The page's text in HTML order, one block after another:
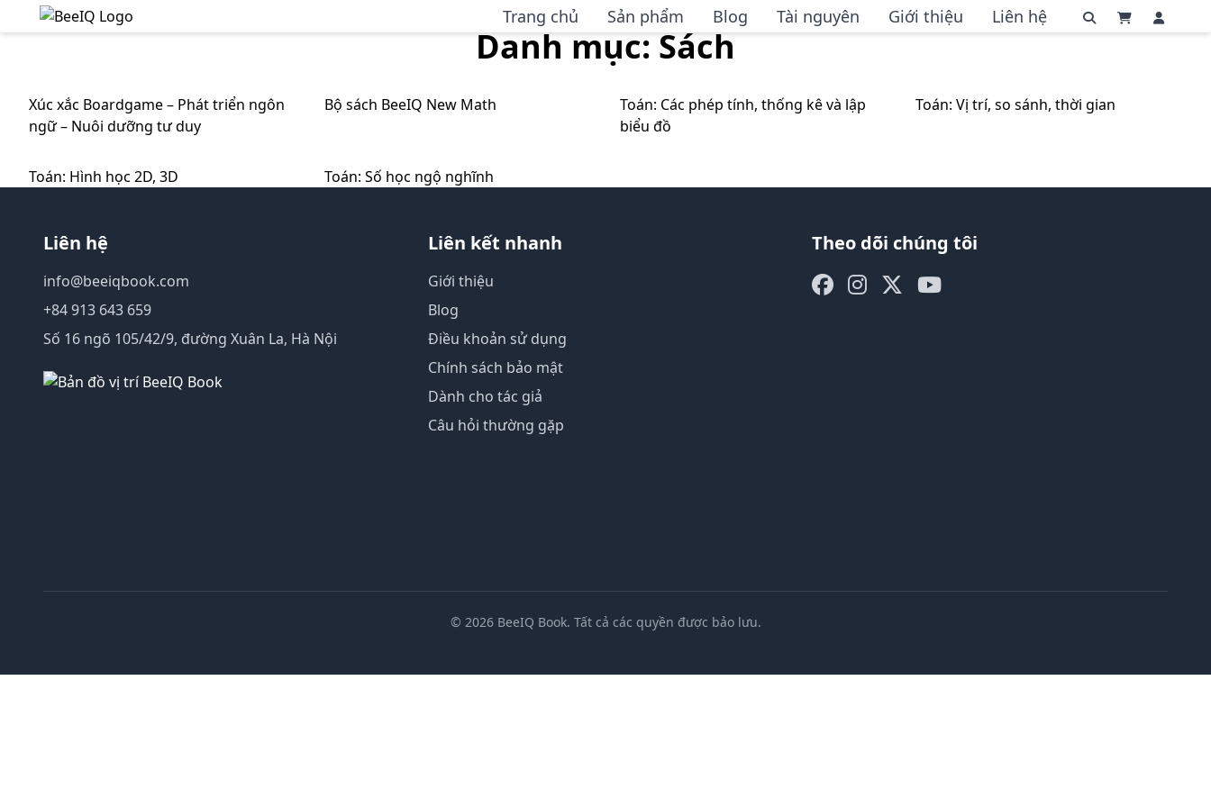
Trang chủ Sản phẩm Blog Tài nguyên Giới thiệu Liên hệ
Danh mục: Sách
Xúc xắc Boardgame – Phát triển ngôn
ngữ – Nuôi dưỡng tư duy
Bộ sách BeeIQ New Math
Toán: Các phép tính, thống kê và lập
biểu đồ
Toán: Vị trí, so sánh, thời gian
Toán: Hình học 2D, 3D Toán: Số học ngộ nghĩnh
Liên hệ
info@beeiqbook.com
+84 913 643 659
Số 16 ngõ 105/42/9, đường Xuân La, Hà Nội
Liên kết nhanh
Giới thiệu
Blog
Điều khoản sử dụng
Chính sách bảo mật
Dành cho tác giả
Câu hỏi thường gặp
Theo dõi chúng tôi
© 2026 BeeIQ Book. Tất cả các quyền được bảo lưu.